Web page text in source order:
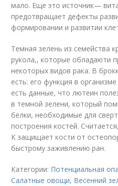
мало. Еще это источник—
предотвращает дефекты
формировании и развитии
Темная зелень из семейства
рукола,, которые обладаюти
некоторых видов рака. В
есть: его функция в
есть данные, что лютеин
в темной зелени, который
белки, необходимые для
построения костей.
K защищает кости от
быстрому заживлению ран.
Категории: Потенциальная
Салатные овощи, Весенний